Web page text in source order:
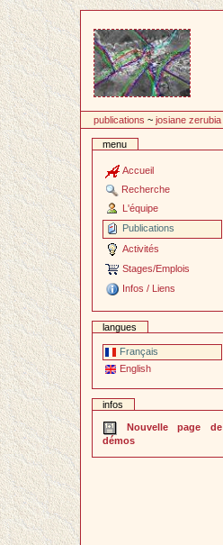
contenu
publications ~josiane zerubia
menu
Accueil
Recherche
L'équipe
Publications
Activités
Stages/Emplois
Infos / Liens
langues
Français
English
infos
Nouvelle page de
démos